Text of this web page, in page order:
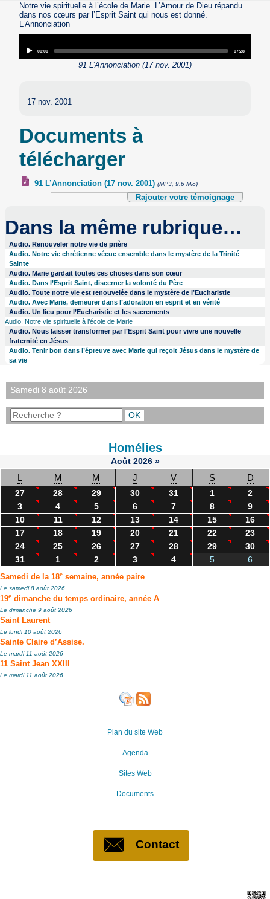
Notre vie spirituelle à l’école de Marie. L’Amour de Dieu répandu
dans nos cœurs par l’Esprit Saint qui nous est donné.
L’Annonciation
Player
Current
time
00:00
Total
duration
07:28
91 L’Annonciation (17 nov. 2001)
17 nov. 2001
Documents à
télécharger
91 L’Annonciation (17 nov. 2001) (MP3, 9.6 Mio)
Rajouter votre témoignage
Dans la même rubrique…
Audio. Renouveler notre vie de prière
Audio. Notre vie chrétienne vécue ensemble dans le mystère de la Trinité
Sainte
Audio. Marie gardait toutes ces choses dans son cœur
Audio. Dans l’Esprit Saint, discerner la volonté du Père
Audio. Toute notre vie est renouvelée dans le mystère de l’Eucharistie
Audio. Avec Marie, demeurer dans l’adoration en esprit et en vérité
Audio. Un lieu pour l’Eucharistie et les sacrements
Audio. Notre vie spirituelle à l’école de Marie
Audio. Nous laisser transformer par l’Esprit Saint pour vivre une nouvelle
fraternité en Jésus
Audio. Tenir bon dans l’épreuve avec Marie qui reçoit Jésus dans le mystère de
sa vie
Samedi 8 août 2026
Homélies
Août 2026 »
L M M J V S D
27 28 29 30 31 1
2
3
4 5 6 7 8
9
10
11 12 13 14 15
16
17
18 19 20 21 22
23
24
25 26 27 28 29
30
31
1 2 3 4 5 6
Samedi de la 18e semaine, année paire
Le samedi 8 août 2026
19e dimanche du temps ordinaire, année A
Le dimanche 9 août 2026
Saint Laurent
Le lundi 10 août 2026
Sainte Claire d’Assise.
Le mardi 11 août 2026
11 Saint Jean XXIII
Le mardi 11 août 2026
Plan du site Web
Agenda
Sites Web
Documents
Contact